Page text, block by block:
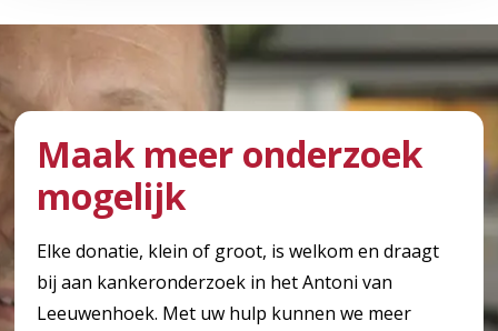
Maak meer onderzoek
mogelijk
Elke donatie, klein of groot, is welkom en draagt
bij aan kankeronderzoek in het Antoni van
Leeuwenhoek. Met uw hulp kunnen we meer